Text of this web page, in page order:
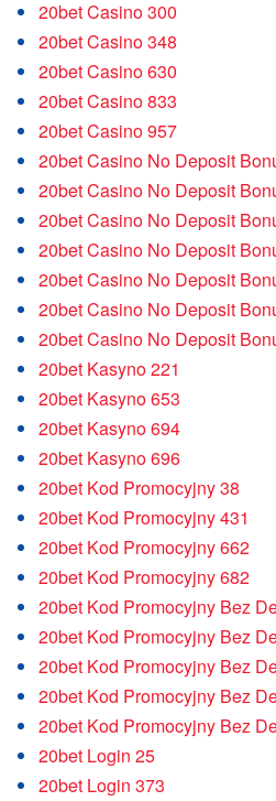
20bet Casino 300
20bet Casino 348
20bet Casino 630
20bet Casino 833
20bet Casino 957
20bet Casino No Deposit
20bet Casino No Deposit
20bet Casino No Deposit
20bet Casino No Deposit
20bet Casino No Deposit
20bet Casino No Deposit
20bet Casino No Deposit
20bet Kasyno 221
20bet Kasyno 653
20bet Kasyno 694
20bet Kasyno 696
20bet Kod Promocyjny 38
20bet Kod Promocyjny 431
20bet Kod Promocyjny 662
20bet Kod Promocyjny 682
20bet Kod Promocyjny Bez
20bet Kod Promocyjny Bez
20bet Kod Promocyjny Bez
20bet Kod Promocyjny Bez
20bet Kod Promocyjny Bez
20bet Login 25
20bet Login 373